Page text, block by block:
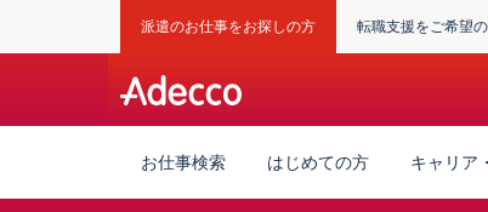
派遣のお仕事をお探しの方 転職支援をご希望
お仕事検索 はじめての方 キャリア